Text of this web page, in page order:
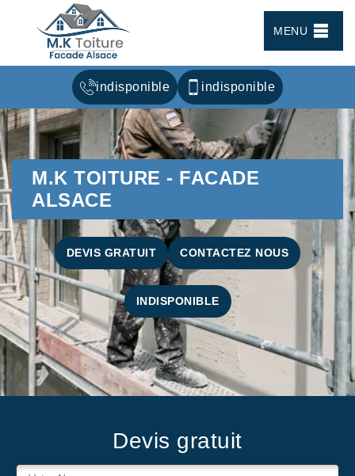
MENU
indisponible indisponible
M.K TOITURE - FACADE
ALSACE
DEVIS GRATUIT CONTACTEZ NOUS
INDISPONIBLE
Devis gratuit